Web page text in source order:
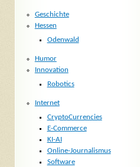
Geschichte
Hessen
Odenwald
Humor
Innovation
Robotics
Internet
CryptoCurrencies
E-Commerce
KI-AI
Online-Journalismus
Software